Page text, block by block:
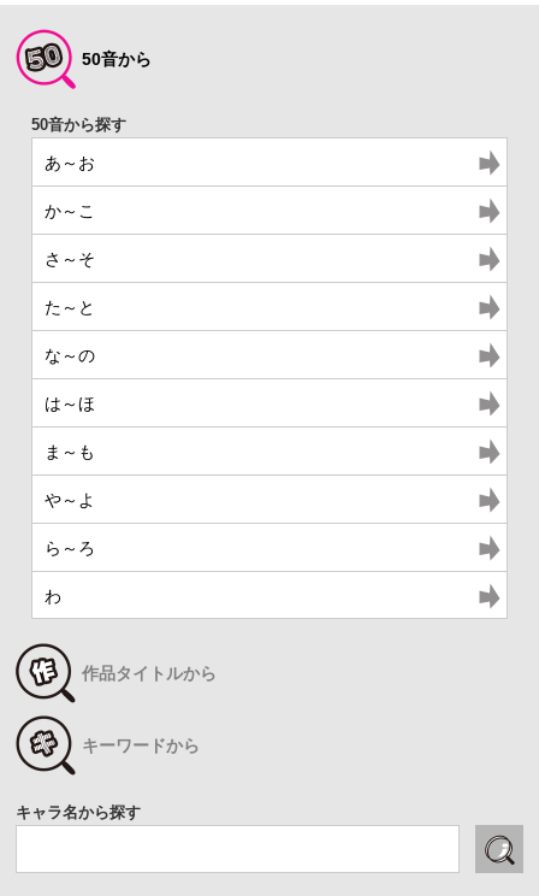
50音から
あ～お
か～こ
さ～そ
た～と
な～の
は～ほ
ま～も
や～よ
ら～ろ
わ
作品タイトルから
キーワードから
キャラ名から探す